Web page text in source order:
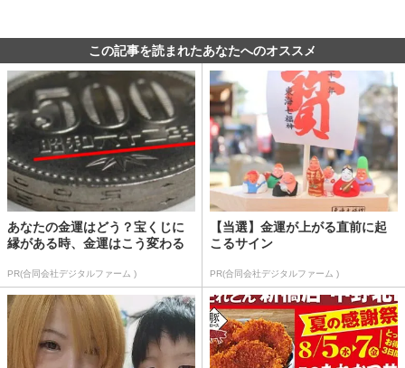
この記事を読まれたあなたへのオススメ
あなたの金運はどう？宝くじに
縁がある時、金運はこう変わる
PR(合同会社デジタルファーム )
【当選】金運が上がる直前に起
こるサイン
PR(合同会社デジタルファーム )